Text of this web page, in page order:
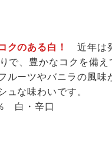
コクのある白！近年は
で、豊かなコクを備
ーツやバニラの風味
ュな味わいです。
白・辛口